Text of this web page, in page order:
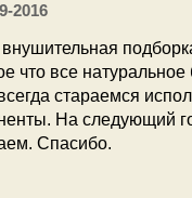
2016
что все
стараемся
На следующий
Спасибо.